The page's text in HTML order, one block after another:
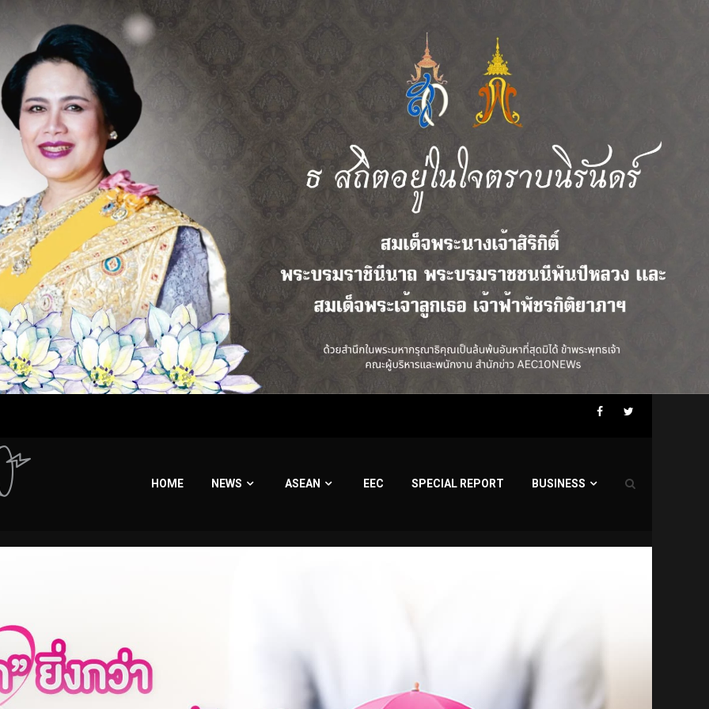
Facebook
Twitter
HOME NEWS ASEAN EEC SPECIAL REPORT BUSINESS